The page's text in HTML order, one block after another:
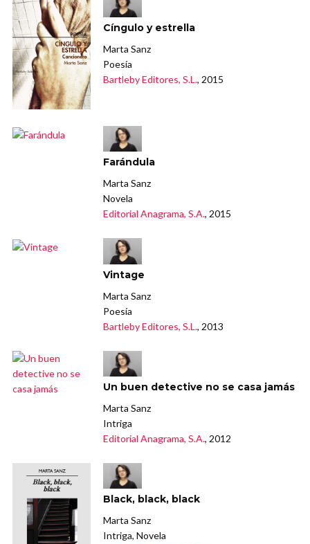
Cíngulo y estrella
Marta Sanz
Poesía
Bartleby Editores, S.L., 2015
Farándula
Marta Sanz
Novela
Editorial Anagrama, S.A., 2015
Vintage
Marta Sanz
Poesía
Bartleby Editores, S.L., 2013
Un buen detective no se casa jamás
Marta Sanz
Intriga
Editorial Anagrama, S.A., 2012
Black, black, black
Marta Sanz
Intriga, Novela